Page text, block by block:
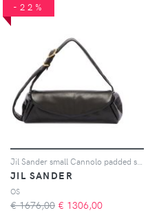
-22%
JIL SANDER
OS
€ 1676,00 € 1306,00